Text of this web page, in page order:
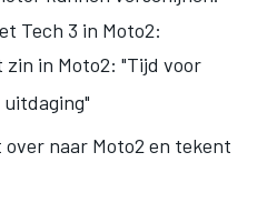
Tech 3 in Moto2:
in Moto2: "Tijd voor
naar Moto2 en tekent